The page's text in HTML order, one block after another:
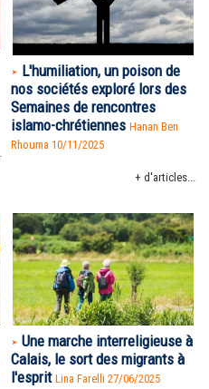
L'humiliation, un poison de
nos sociétés exploré lors des
Semaines de rencontres
islamo-chrétiennes Hanan Ben
Rhouma 10/11/2025
+ d'articles...
Une marche interreligieuse à
Calais, le sort des migrants à
l'esprit Lina Farelli 27/06/2025